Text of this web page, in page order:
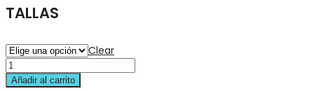
TALLAS
Clear
Añadir al carrito